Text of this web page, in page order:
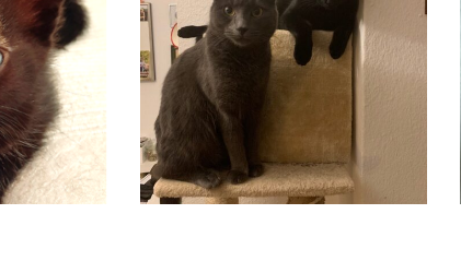
ELVIS (SCHWARZ) UND OTIS (GRAU)